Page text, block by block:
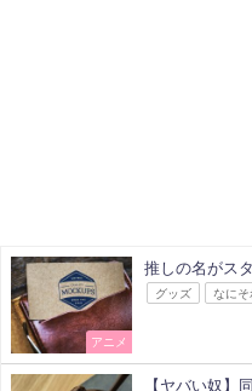
アニメ
推しの名がス
グッズ なにそ
【ヤバい奴】